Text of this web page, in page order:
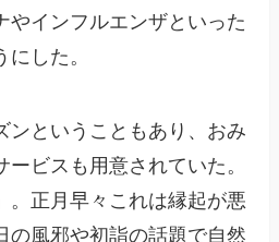
やインフルエンザといった
した。
ンということもあり、おみ
ービスも用意されていた。
。正月早々これは縁起が悪
の風邪や初詣の話題で自然